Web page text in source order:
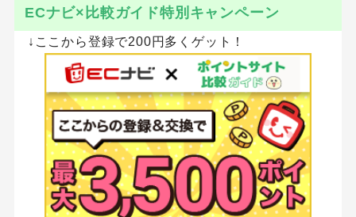
ECナビ×比較ガイド特別キャンペーン
↓ここから登録で200円多くゲット！